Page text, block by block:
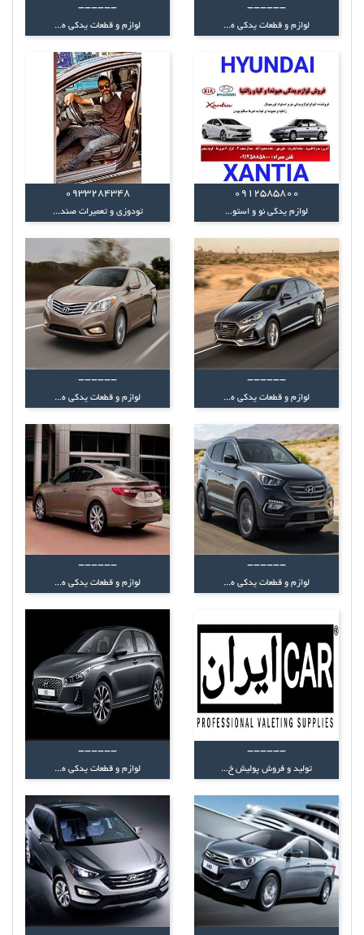
------
لوازم و قطعات یدکی ه...
------
لوازم و قطعات یدکی ه...
0912585800
لوازم یدکی نو و استو...
0933284348
تودوزی و تعمیرات صند...
------
لوازم و قطعات یدکی ه...
------
لوازم و قطعات یدکی ه...
------
لوازم و قطعات یدکی ه...
------
لوازم و قطعات یدکی ه...
------
تولید و فروش پولیش خ...
------
لوازم و قطعات یدکی ه...